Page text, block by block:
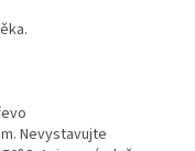
Nevystavujte